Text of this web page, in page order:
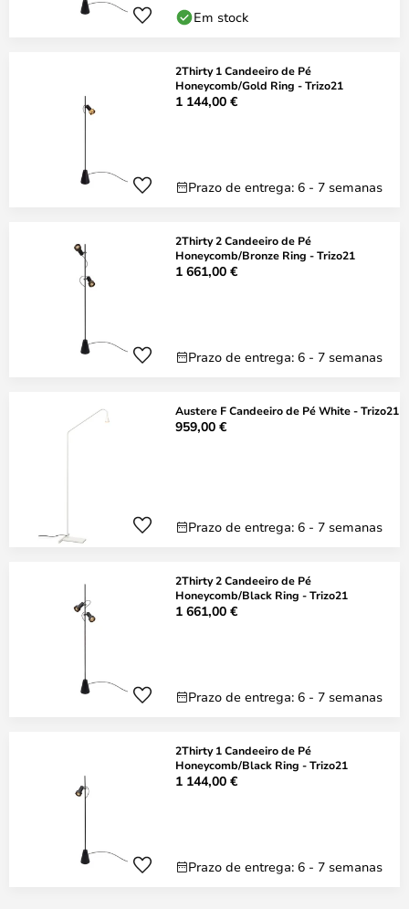
Em stock
2Thirty 1 Candeeiro de Pé
Honeycomb/Gold Ring - Trizo21
1 144,00 €
Prazo de entrega: 6 - 7 semanas
2Thirty 2 Candeeiro de Pé
Honeycomb/Bronze Ring - Trizo21
1 661,00 €
Prazo de entrega: 6 - 7 semanas
Austere F Candeeiro de Pé White - Trizo21
959,00 €
Prazo de entrega: 6 - 7 semanas
2Thirty 2 Candeeiro de Pé
Honeycomb/Black Ring - Trizo21
1 661,00 €
Prazo de entrega: 6 - 7 semanas
2Thirty 1 Candeeiro de Pé
Honeycomb/Black Ring - Trizo21
1 144,00 €
Prazo de entrega: 6 - 7 semanas